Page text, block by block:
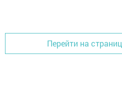
Перейти на